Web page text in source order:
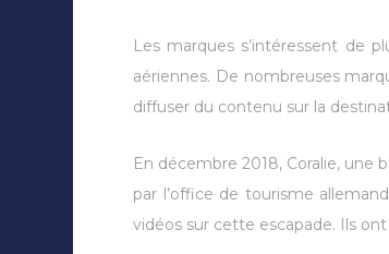
Les marques s’intéressent de
aériennes. De nombreuses
diffuser du contenu sur la
En décembre 2018, Coralie, une
par l’office de tourisme
vidéos sur cette escapade. Ils